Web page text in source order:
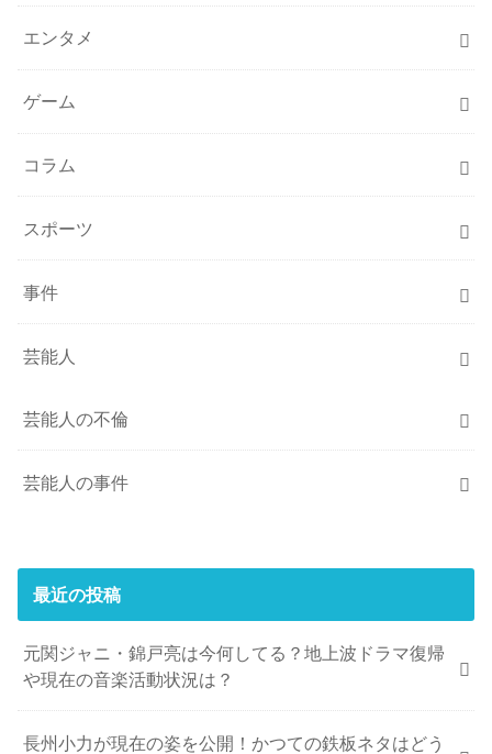
エンタメ
ゲーム
コラム
スポーツ
事件
芸能人
芸能人の不倫
芸能人の事件
最近の投稿
元関ジャニ・錦戸亮は今何してる？地上波ドラマ復帰
や現在の音楽活動状況は？
長州小力が現在の姿を公開！かつての鉄板ネタはどう